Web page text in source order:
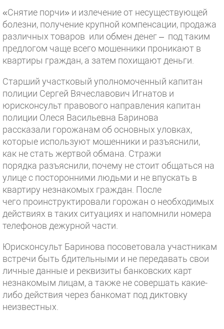
«Снятие порчи» и излечение от несуществующей
болезни, получение крупной компенсации, продажа
различных товаров или обмен денег – под таким
предлогом чаще всего мошенники проникают в
квартиры граждан, а затем похищают деньги.
Старший участковый уполномоченный капитан
полиции Сергей Вячеславович Игнатов и
юрисконсульт правового направления капитан
полиции Олеся Васильевна Баринова
рассказали горожанам об основных уловках,
которые используют мошенники и разъяснили,
как не стать жертвой обмана. Стражи
порядка разъяснили, почему не стоит общаться на
улице с посторонними людьми и не впускать в
квартиру незнакомых граждан. После
чего проинструктировали горожан о необходимых
действиях в таких ситуациях и напомнили номера
телефонов дежурной части.
Юрисконсульт Баринова посоветовала участникам
встречи быть бдительными и не передавать свои
личные данные и реквизиты банковских карт
незнакомым лицам, а также не совершать какие-
либо действия через банкомат под диктовку
неизвестных.